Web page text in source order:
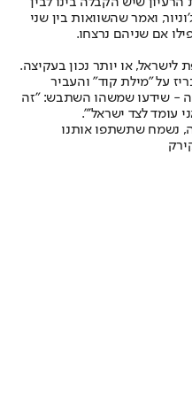
ואמר שהשוואות בין שני
אם שניהם נרצחו.
או יותר נכון בעקיצה.
על "מילת קוד" והעביר
- שידעו שמשהו השתבש: "זה
עומד לצד ישראל'".
נשמח שתשתפו אותנו